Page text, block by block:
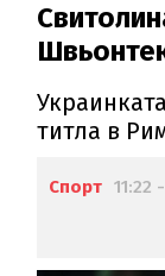
титла в
Спорт 11:22